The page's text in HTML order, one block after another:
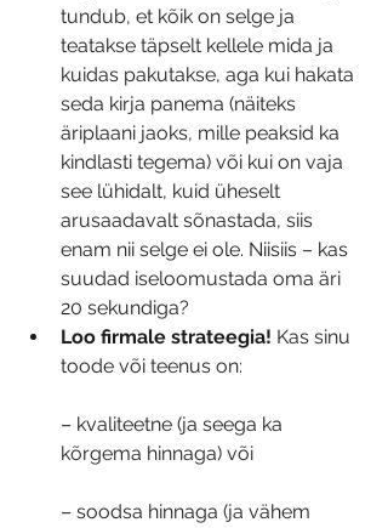
tundub, et kõik on selge ja
teatakse täpselt kellele mida ja
kuidas pakutakse, aga kui hakata
seda kirja panema (näiteks
äriplaani jaoks, mille peaksid ka
kindlasti tegema) või kui on vaja
see lühidalt, kuid üheselt
arusaadavalt sõnastada, siis
enam nii selge ei ole. Niisiis – kas
suudad iseloomustada oma äri
20 sekundiga?
Loo firmale strateegia! Kas sinu
toode või teenus on:
– kvaliteetne (ja seega ka
kõrgema hinnaga) või
– soodsa hinnaga (ja vähem